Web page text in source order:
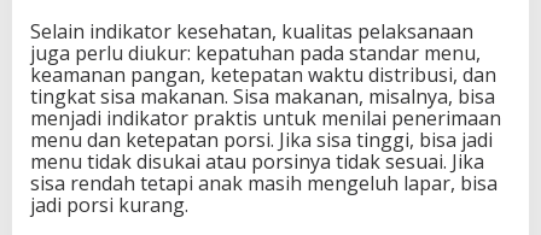
Selain indikator kesehatan, kualitas pelaksanaan
juga perlu diukur: kepatuhan pada standar menu,
keamanan pangan, ketepatan waktu distribusi, dan
tingkat sisa makanan. Sisa makanan, misalnya, bisa
menjadi indikator praktis untuk menilai penerimaan
menu dan ketepatan porsi. Jika sisa tinggi, bisa jadi
menu tidak disukai atau porsinya tidak sesuai. Jika
sisa rendah tetapi anak masih mengeluh lapar, bisa
jadi porsi kurang.